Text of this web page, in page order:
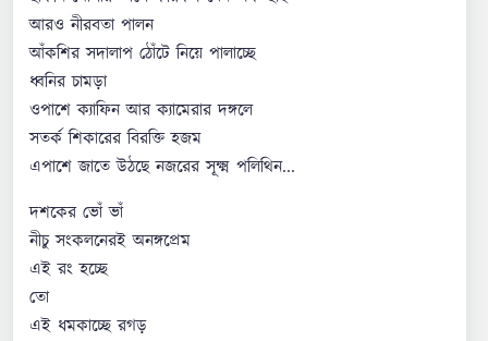
আরও নীরবতা পালন
আঁকশির সদালাপ ঠোঁটে নিয়ে পালাচ্ছে
ধ্বনির চামড়া
ওপাশে ক্যাফিন আর ক্যামেরার দঙ্গলে
সতর্ক শিকারের বিরক্তি হজম
এপাশে জাতে উঠছে নজরের সূক্ষ্ম পলিথিন...
দশকের ভোঁ ভাঁ
নীচু সংকলনেরই অনঙ্গপ্রেম
এই রং হচ্ছে
তো
এই ধমকাচ্ছে রগড়